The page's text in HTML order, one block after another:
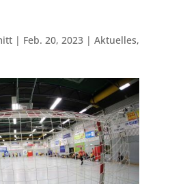
| Feb. 20, 2023| Aktuelles,